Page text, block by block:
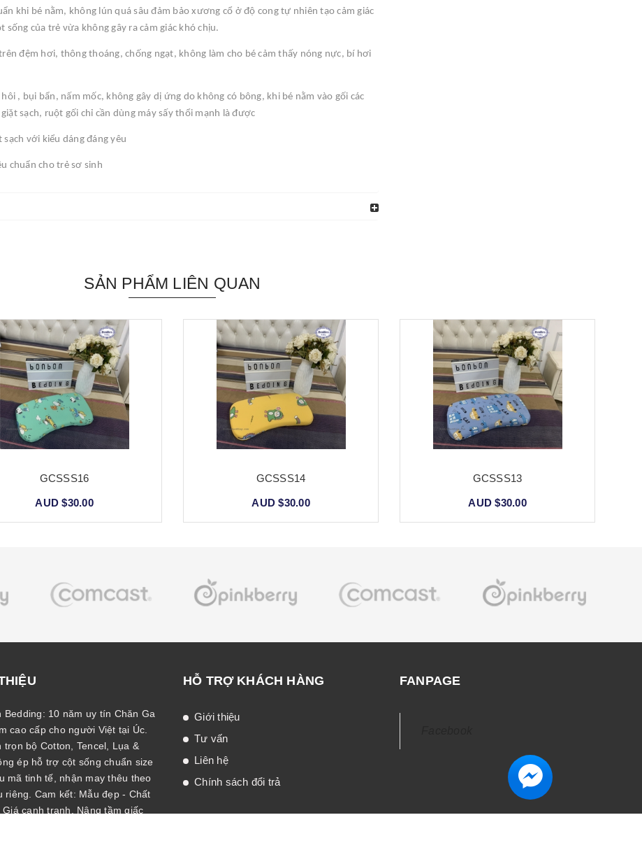
khi bé nằm, không lún quá sâu đảm bảo xương cổ ở độ cong tự nhiên tạo cảm giác
của trẻ vừa không gây ra cảm giác khó chịu.
đệm hơi, thông thoáng, chống ngạt, không làm cho bé cảm thấy nóng nực, bí hơi
, bụi bẩn, nấm mốc, không gây dị ứng do không có bông, khi bé nằm vào gối các
sạch, ruột gối chỉ cần dùng máy sấy thổi mạnh là được
với kiểu dáng đáng yêu
chuẩn cho trẻ sơ sinh
SẢN PHẨM LIÊN QUAN
GCSSS16
AUD $30.00
GCSSS14
AUD $30.00
GCSSS13
AUD $30.00
Bedding: 10 năm uy tín Chăn Ga
cao cấp cho người Việt tại Úc.
trọn bộ Cotton, Tencel, Lụa &
ép hỗ trợ cột sống chuẩn size
mã tinh tế, nhận may thêu theo
riêng. Cam kết: Mẫu đẹp - Chất
cạnh tranh. Nâng tầm giấc
HỖ TRỢ KHÁCH HÀNG
Giới thiệu
Tư vấn
Liên hệ
Chính sách đổi trả
FANPAGE